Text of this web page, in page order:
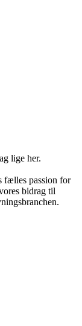
lige her.
fælles passion for
bidrag til